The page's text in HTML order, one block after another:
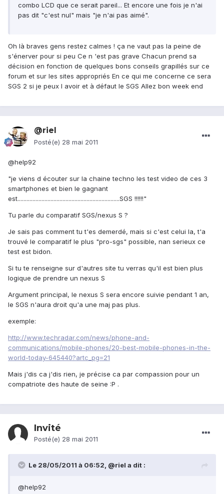
combo LCD que ce serait pareil... Et encore une fois je n'ai
pas dit "c'est nul" mais "je n'ai pas aimé".
Oh là braves gens restez calmes ! ça ne vaut pas la peine de
s'énerver pour si peu Ce n 'est pas grave Chacun prend sa
décision en fonction de quelques bons conseils grapillés sur ce
forum et sur les sites appropriés En ce qui me concerne ce sera
SGS 2 si je peux l avoir et à défaut le SGS Allez bon week end
@riel
Posté(e) 28 mai 2011
@help92
"je viens d écouter sur la chaine techno les test video de ces 3
smartphones et bien le gagnant
est....................................................................SGS !!!!!!"
Tu parle du comparatif SGS/nexus S ?
Je sais pas comment tu t'es demerdé, mais si c'est celui la, t'a
trouvé le comparatif le plus "pro-sgs" possible, nan serieux ce
test est bidon.
Si tu te renseigne sur d'autres site tu verras qu'il est bien plus
logique de prendre un nexus S
Argument principal, le nexus S sera encore suivie pendant 1 an,
le SGS n'aura droit qu'a une maj pas plus.
exemple:
http://www.techradar.com/news/phone-and-
communications/mobile-phones/20-best-mobile-phones-in-the-
world-today-645440?artc_pg=21
Mais j'dis ca j'dis rien, je précise ca par compassion pour un
compatriote des haute de seine :P .
Invité
Posté(e) 28 mai 2011
Le 28/05/2011 à 06:52, @riel a dit :
@help92